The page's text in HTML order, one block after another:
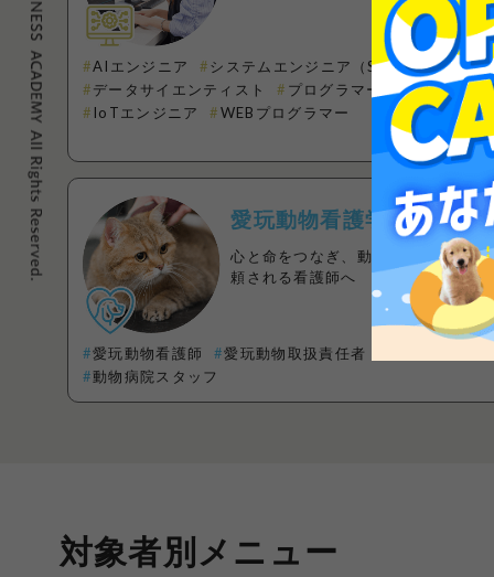
AIエンジニア
システムエンジニア（SE）
データサイエンティスト
プログラマー
IoTエンジニア
WEBプログラマー
愛玩動物看護学科
心と命をつなぎ、動物と飼い主に信
頼される看護師へ
愛玩動物看護師
愛玩動物取扱責任者
動物病院スタッフ
対象者別メニュー